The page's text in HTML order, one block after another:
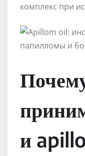
комплекс при
и